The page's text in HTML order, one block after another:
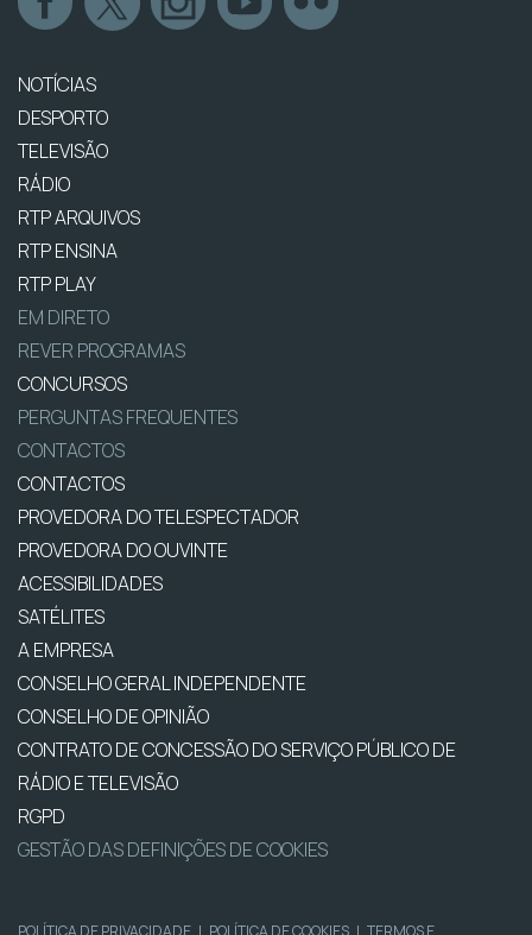
NOTÍCIAS
DESPORTO
TELEVISÃO
RÁDIO
RTP ARQUIVOS
RTP ENSINA
RTP PLAY
EM DIRETO
REVER PROGRAMAS
CONCURSOS
PERGUNTAS FREQUENTES
CONTACTOS
CONTACTOS
PROVEDORA DO TELESPECTADOR
PROVEDORA DO OUVINTE
ACESSIBILIDADES
SATÉLITES
A EMPRESA
CONSELHO GERAL INDEPENDENTE
CONSELHO DE OPINIÃO
CONTRATO DE CONCESSÃO DO SERVIÇO PÚBLICO DE
RÁDIO E TELEVISÃO
RGPD
GESTÃO DAS DEFINIÇÕES DE COOKIES